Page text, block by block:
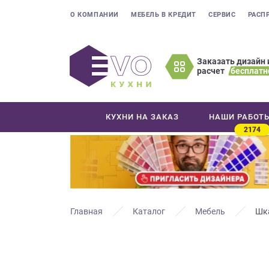
О КОМПАНИИ МЕБЕЛЬ В КРЕДИТ СЕРВИС
Заказать дизайн
расчет
КУХНИ НА ЗАКАЗ НАШИ
2174
Главная Каталог Мебель
ваши